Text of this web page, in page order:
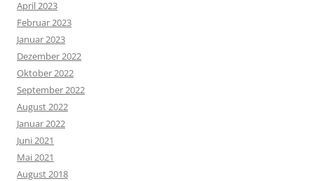
April 2023
Februar 2023
Januar 2023
Dezember 2022
Oktober 2022
September 2022
August 2022
Januar 2022
Juni 2021
Mai 2021
August 2018